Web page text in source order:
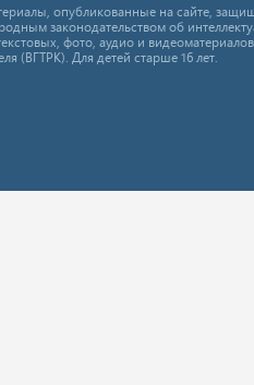
опубликованные на сайте,
законодательством об
фото, аудио и
(ВГТРК). Для детей старше 16 лет.